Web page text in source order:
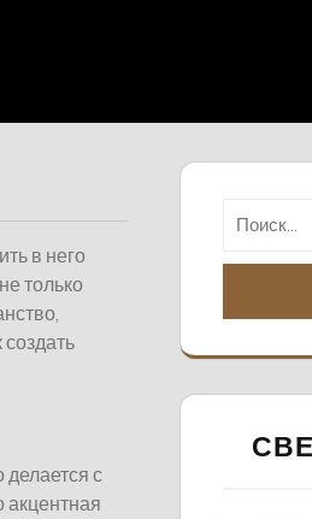
в него
только
делается с
акцентная